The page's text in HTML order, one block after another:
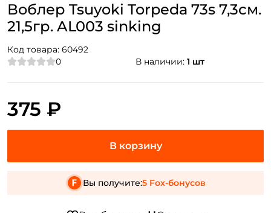
Воблер Tsuyoki Torpeda 73s 7,3см.
21,5гр. AL003 sinking
Код товара: 60492
0
В наличии: 1 шт
375 ₽
Вы получите:5 Fox-бонусов